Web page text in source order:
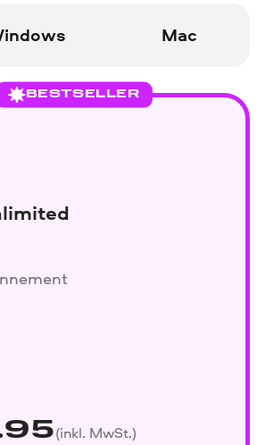
Mac
BESTSELLER
(inkl. MwSt.)